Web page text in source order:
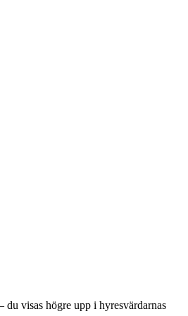
visas högre upp i hyresvärdarnas